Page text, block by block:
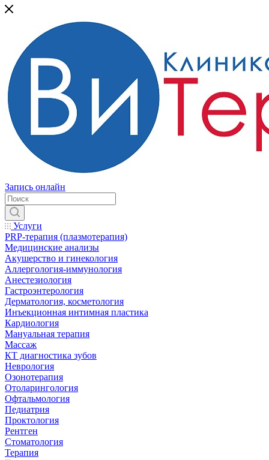
Запись онлайн
Услуги
PRP-терапия (плазмотерапия)
Медицинские анализы
Акушерство и гинекология
Аллергология-иммунология
Анестезиология
Гастроэнтерология
Дерматология, косметология
Инъекционная интимная пластика
Кардиология
Мануальная терапия
Массаж
КТ диагностика зубов
Неврология
Озонотерапия
Отоларингология
Офтальмология
Педиатрия
Проктология
Рентген
Стоматология
Терапия